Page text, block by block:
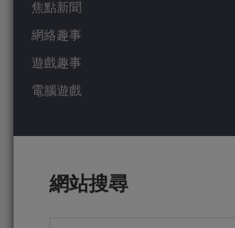
焦點新聞
網絡趣事
遊戲趣事
電腦遊戲
網站搜尋